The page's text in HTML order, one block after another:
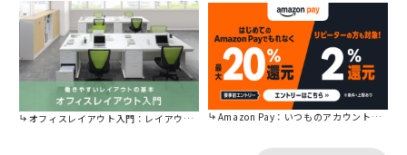
オフィスレイアウト入門：レイアウトの基本をご紹介。 Amazon Pay：いつものアカウントで簡単に決済可能。